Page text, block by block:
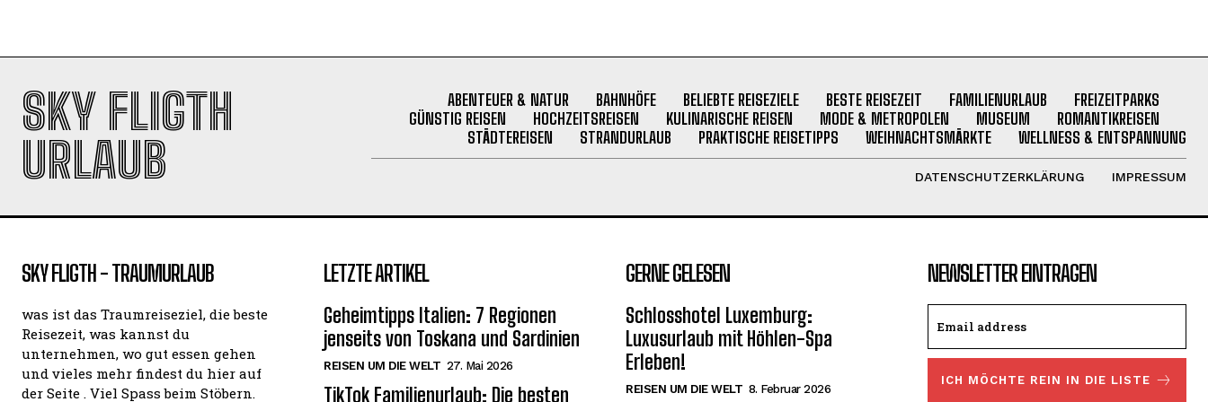
SKY FLIGTH
URLAUB
ABENTEUER & NATUR BAHNHÖFE BELIEBTE REISEZIELE BESTE REISEZEIT FAMILIENURLAUB
FREIZEITPARKS
GÜNSTIG REISEN
HOCHZEITSREISEN KULINARISCHE REISEN MODE & METROPOLEN MUSEUM
ROMANTIKREISEN
STÄDTEREISEN
STRANDURLAUB PRAKTISCHE REISETIPPS WEIHNACHTSMÄRKTE WELLNESS & ENTSPANNUNG
DATENSCHUTZERKLÄRUNG IMPRESSUM
SKY FLIGTH - TRAUMURLAUB
was ist das Traumreiseziel, die beste
Reisezeit, was kannst du
unternehmen, wo gut essen gehen
und vieles mehr findest du hier auf
der Seite . Viel Spass beim Stöbern.
LETZTE ARTIKEL
Geheimtipps Italien: 7 Regionen
jenseits von Toskana und Sardinien
REISEN UM DIE WELT 27. Mai 2026
TikTok Familienurlaub: Die besten
GERNE GELESEN
Schlosshotel Luxemburg:
Luxusurlaub mit Höhlen-Spa
Erleben!
REISEN UM DIE WELT 8. Februar 2026
NEWSLETTER EINTRAGEN
ICH MÖCHTE REIN IN DIE LISTE